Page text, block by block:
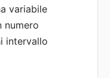
variabile
numero
intervallo